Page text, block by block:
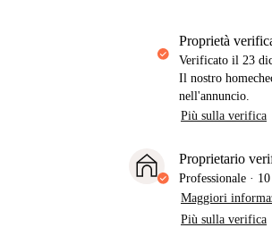
proprietà
Verificato il 23
Il nostro
nell'annuncio.
Più sulla verifica
Proprietario
Professionale ·
Maggiori
Più sulla verifica